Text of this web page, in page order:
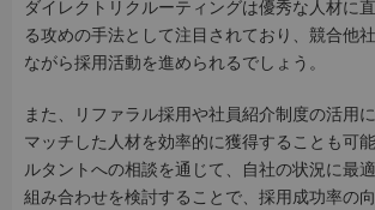
ダイレクトリクルーティングは優秀な人材に
る攻めの手法として注目されており、競合他
ながら採用活動を進められるでしょう。
また、リファラル採用や社員紹介制度の活用
マッチした人材を効率的に獲得することも可
ルタントへの相談を通じて、自社の状況に最
組み合わせを検討することで、採用成功率の